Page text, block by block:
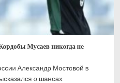
Мусаев никогда не
Александр Мостовой в
о шансах